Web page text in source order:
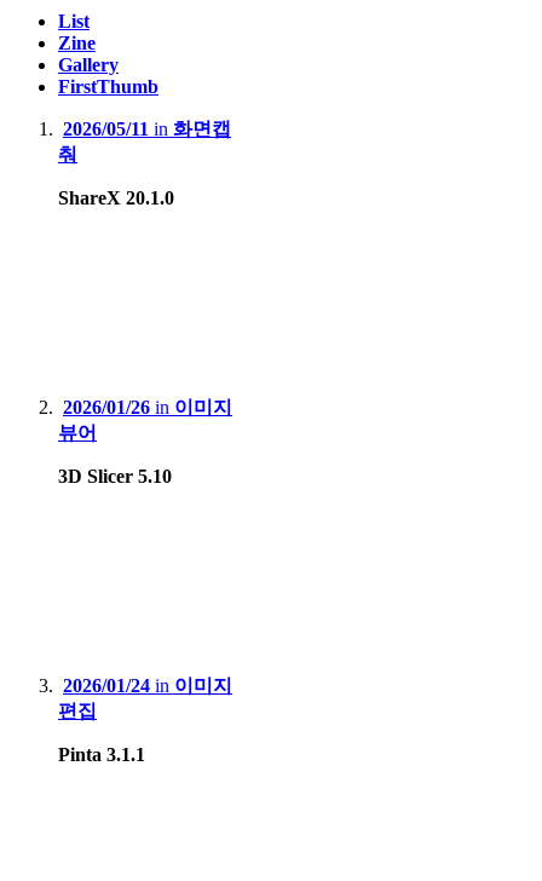
List
Zine
Gallery
FirstThumb
2026/05/11 in 화면캡
춰
ShareX 20.1.0
2026/01/26 in 이미지
뷰어
3D Slicer 5.10
2026/01/24 in 이미지
편집
Pinta 3.1.1